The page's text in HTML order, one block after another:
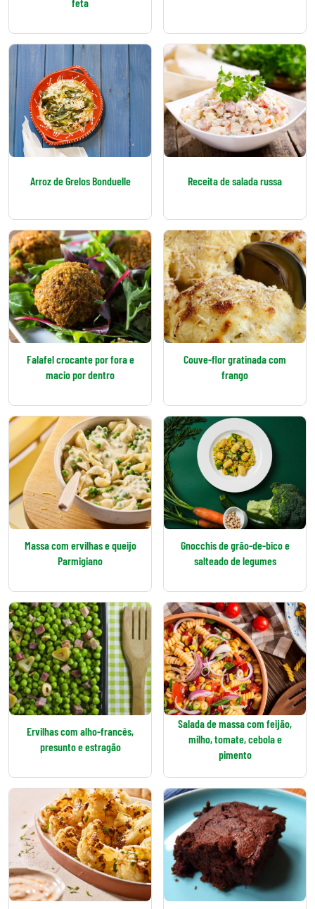
Arroz de Grelos Bonduelle Receita de salada russa
Falafel crocante por fora e
macio por dentro
Couve-flor gratinada com
frango
Massa com ervilhas e queijo
Parmigiano
Gnocchis de grão-de-bico e
salteado de legumes
Ervilhas com alho-francês,
presunto e estragão
Salada de massa com feijão,
milho, tomate, cebola e
pimento